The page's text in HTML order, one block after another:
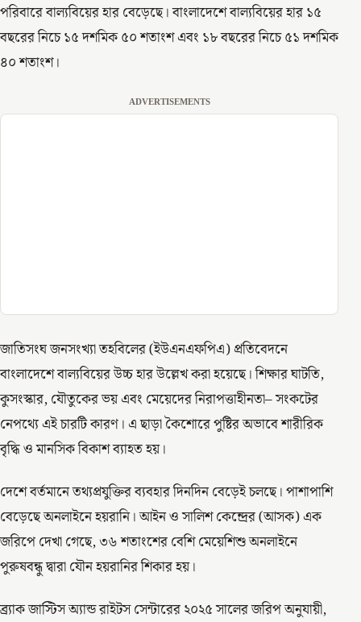
পরিবারে বাল্যবিয়ের হার বেড়েছে। বাংলাদেশে বাল্যবিয়ের হার ১৫
বছরের নিচে ১৫ দশমিক ৫০ শতাংশ এবং ১৮ বছরের নিচে ৫১ দশমিক
৪০ শতাংশ।
ADVERTISEMENTS
জাতিসংঘ জনসংখ্যা তহবিলের (ইউএনএফপিএ) প্রতিবেদনে
বাংলাদেশে বাল্যবিয়ের উচ্চ হার উল্লেখ করা হয়েছে। শিক্ষার ঘাটতি,
কুসংস্কার, যৌতুকের ভয় এবং মেয়েদের নিরাপত্তাহীনতা– সংকটের
নেপথ্যে এই চারটি কারণ। এ ছাড়া কৈশোরে পুষ্টির অভাবে শারীরিক
বৃদ্ধি ও মানসিক বিকাশ ব্যাহত হয়।
দেশে বর্তমানে তথ্যপ্রযুক্তির ব্যবহার দিনদিন বেড়েই চলছে। পাশাপাশি
বেড়েছে অনলাইনে হয়রানি। আইন ও সালিশ কেন্দ্রের (আসক) এক
জরিপে দেখা গেছে, ৩৬ শতাংশের বেশি মেয়েশিশু অনলাইনে
পুরুষবন্ধু দ্বারা যৌন হয়রানির শিকার হয়।
ব্র্যাক জাস্টিস অ্যান্ড রাইটস সেন্টারের ২০২৫ সালের জরিপ অনুযায়ী,